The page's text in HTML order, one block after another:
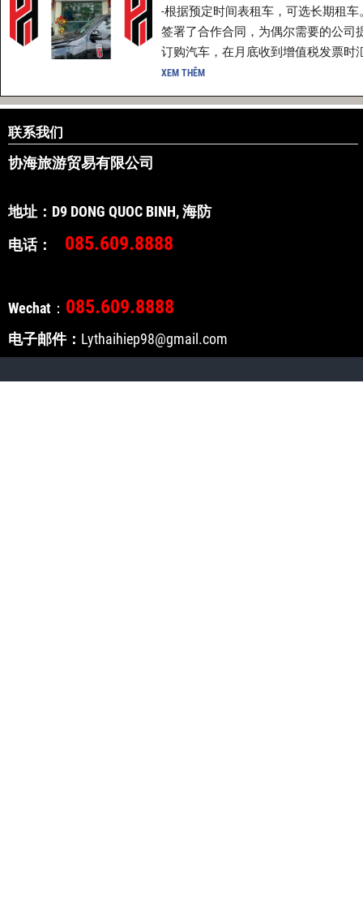
-根据预定时间表租车，可选长期租
签署了合作合同，为偶尔需要的公司
订购汽车，在月底收到增值税发票时
XEM THÊM
联系我们
协海旅游贸易有限公
地址：D9 DONG QUOC BINH, 海防
电话：
Wechat ： 085.609.8888
电子邮件： Lythaihiep98@gmail.com